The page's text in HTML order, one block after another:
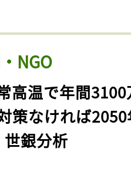
NGO
高温で年間
策なければ
銀分析